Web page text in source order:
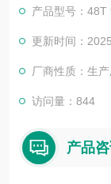
是各大高校和研
产品型号：48T
更新时间：
厂商性质：生
访问量：844
产品